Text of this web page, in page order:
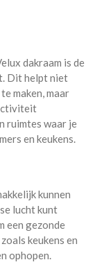
dakraam is de
Dit helpt niet
maken, maar
ruimtes waar je
en keukens.
kunnen
lucht kunt
een gezonde
keukens en
ophopen.